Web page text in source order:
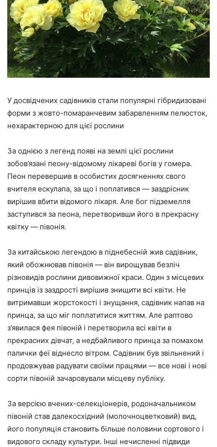
У досвідчених садівників стали популярні гібридизовані
форми з жовто-помаранчевим забарвленням пелюсток,
нехарактерною для цієї рослини
За однією з легенд появі на землі цієї рослини
зобов’язані пеону-відомому лікареві богів у гомера.
Пеон перевершив в особистих досягненнях свого
вчителя ескулапа, за що і поплатився — заздрісник
вирішив вбити відомого лікаря. Але бог підземелля
заступився за пеона, перетворивши його в прекрасну
квітку — півонія.
За китайською легендою в піднебесній жив садівник,
який обожнював півонія — він вирощував безліч
різновидів рослини дивовижної краси. Один з місцевих
принців із заздрості вирішив знищити всі квіти. Не
витримавши жорстокості і знущання, садівник напав на
принца, за що міг поплатитися життям. Але раптово
з’явилася фея півоній і перетворила всі квіти в
прекрасних дівчат, а недбайливого принца за помахом
палички феї віднесло вітром. Садівник був звільнений і
продовжував радувати своїми працями — все нові і нові
сорти півоній зачаровували місцеву публіку.
За версією вчених-селекціонерів, родоначальником
півоній став далекосхідний (молочноцветковий) вид,
його популяція становить більше половини сортового і
видового складу культури. Інші нечисленні підвиди